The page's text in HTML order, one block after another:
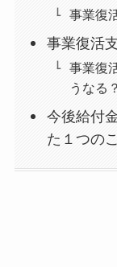
事業復
事業復活
事業復
うなる？
今後給付
た１つの